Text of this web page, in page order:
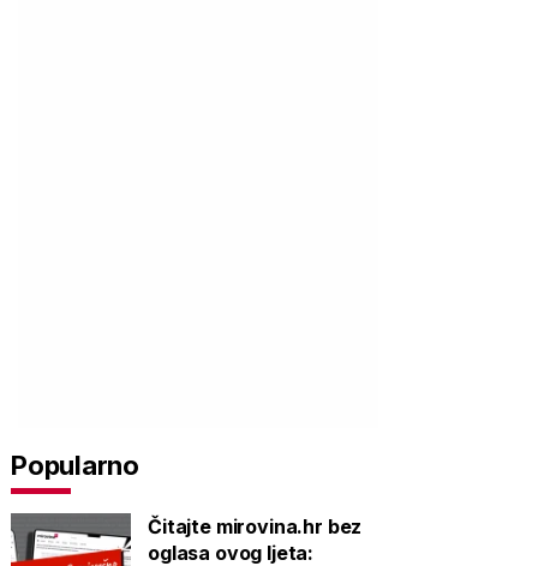
Popularno
Čitajte mirovina.hr bez
oglasa ovog ljeta: